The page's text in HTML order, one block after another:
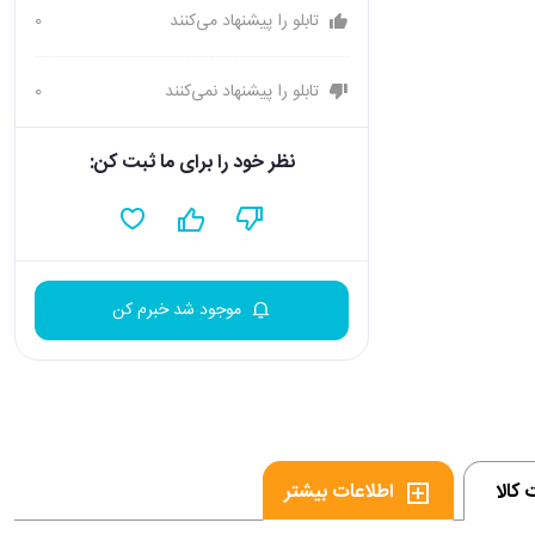
تابلو را پیشنهاد می‌کنند 0
تابلو را پیشنهاد نمی‌کنند 0
نظر خود را برای ما ثبت کن:
موجود شد خبرم کن
کالا اطلاعات بیشتر